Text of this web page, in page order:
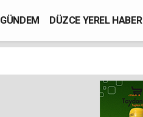
GÜNDEM DÜZCE YEREL HABER